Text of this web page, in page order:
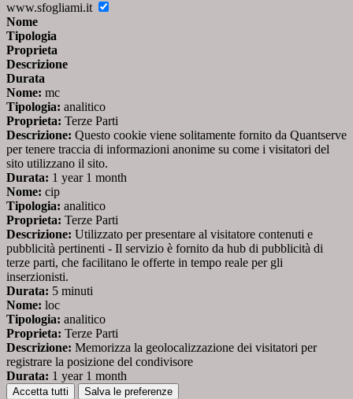
www.sfogliami.it
Nome
Tipologia
Proprieta
Descrizione
Durata
Nome: mc
Tipologia: analitico
Proprieta: Terze Parti
Descrizione: Questo cookie viene solitamente fornito da Quantserve
per tenere traccia di informazioni anonime su come i visitatori del
sito utilizzano il sito.
Durata: 1 year 1 month
Nome: cip
Tipologia: analitico
Proprieta: Terze Parti
Descrizione: Utilizzato per presentare al visitatore contenuti e
pubblicità pertinenti - Il servizio è fornito da hub di pubblicità di
terze parti, che facilitano le offerte in tempo reale per gli
inserzionisti.
Durata: 5 minuti
Nome: loc
Tipologia: analitico
Proprieta: Terze Parti
Descrizione: Memorizza la geolocalizzazione dei visitatori per
registrare la posizione del condivisore
Durata: 1 year 1 month
Accetta tutti Salva le preferenze